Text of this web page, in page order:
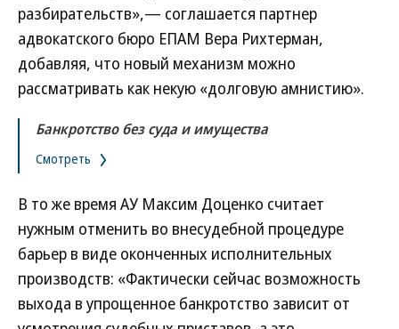
разбирательств»,— соглашается партнер
адвокатского бюро ЕПАМ Вера Рихтерман,
добавляя, что новый механизм можно
рассматривать как некую «долговую амнистию».
Банкротство без суда и имущества
Смотреть
В то же время АУ Максим Доценко считает
нужным отменить во внесудебной процедуре
барьер в виде оконченных исполнительных
производств: «Фактически сейчас возможность
выхода в упрощенное банкротство зависит от